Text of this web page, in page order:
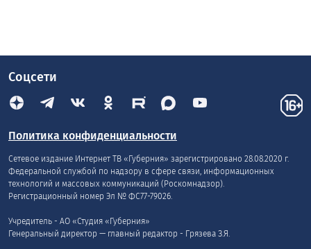
Соцсети
Политика конфиденциальности
Сетевое издание Интернет ТВ «Губерния» зарегистрировано 28.08.2020 г.
Федеральной службой по надзору в сфере связи, информационных
технологий и массовых коммуникаций (Роскомнадзор).
Регистрационный номер Эл № ФС77-79026.
Учредитель - АО «Студия «Губерния»
Генеральный директор — главный редактор - Грязева З.Я.